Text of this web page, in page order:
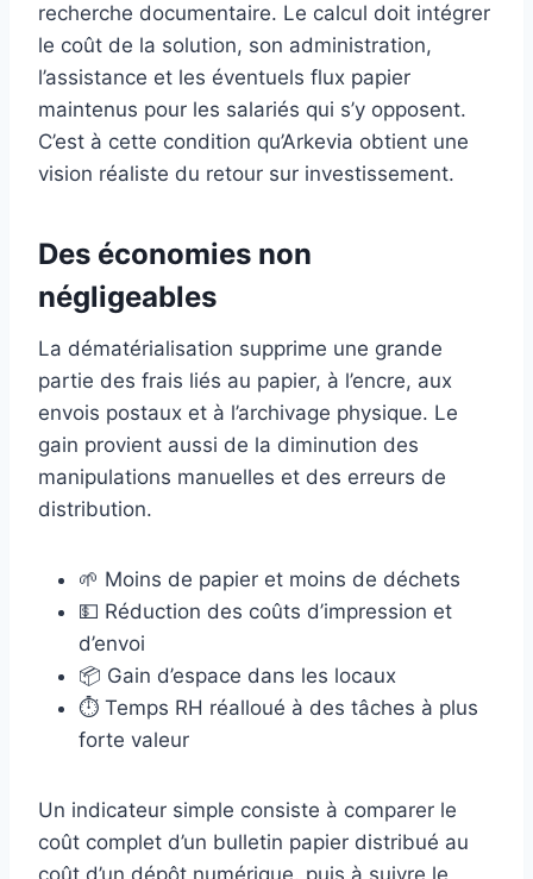
recherche documentaire. Le calcul doit intégrer
le coût de la solution, son administration,
l’assistance et les éventuels flux papier
maintenus pour les salariés qui s’y opposent.
C’est à cette condition qu’Arkevia obtient une
vision réaliste du retour sur investissement.
Des économies non
négligeables
La dématérialisation supprime une grande
partie des frais liés au papier, à l’encre, aux
envois postaux et à l’archivage physique. Le
gain provient aussi de la diminution des
manipulations manuelles et des erreurs de
distribution.
🌱 Moins de papier et moins de déchets
💵 Réduction des coûts d’impression et
d’envoi
📦 Gain d’espace dans les locaux
⏱ Temps RH réalloué à des tâches à plus
forte valeur
Un indicateur simple consiste à comparer le
coût complet d’un bulletin papier distribué au